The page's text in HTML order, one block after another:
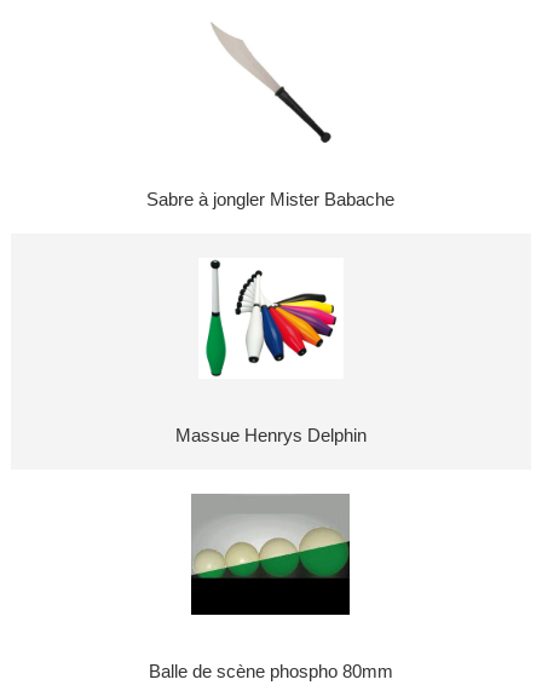
Sabre à jongler Mister Babache
Massue Henrys Delphin
Balle de scène phospho 80mm